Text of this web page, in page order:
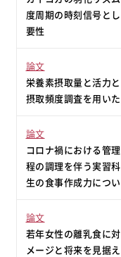
度周期の時刻信号と
要性
論文
栄養素摂取量と活力
摂取頻度調査を用い
論文
コロナ禍における管
程の調理を伴う実習
生の食事作成力につ
論文
若年女性の離乳食に
メージと将来を見据